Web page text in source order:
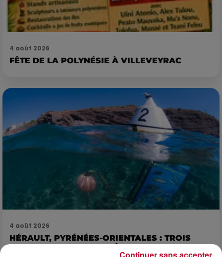
4 août 2026
FÊTE DE LA POLYNÉSIE À VILLEVEYRAC
4 août 2026
HÉRAULT, PYRÉNÉES-ORIENTALES : TROIS